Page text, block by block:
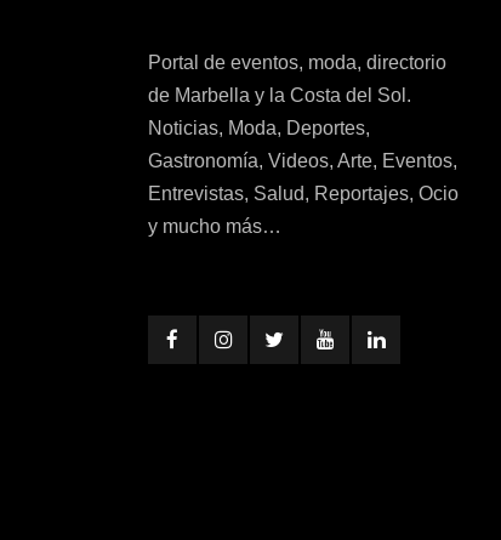
Portal de eventos, moda, directorio
de Marbella y la Costa del Sol.
Noticias, Moda, Deportes,
Gastronomía, Videos, Arte, Eventos,
Entrevistas, Salud, Reportajes, Ocio
y mucho más…